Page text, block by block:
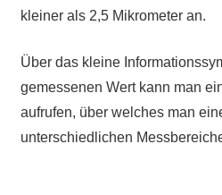
kleiner als 2,5 Mikrometer an.
Über das kleine
gemessenen Wert kann man
aufrufen, über welches man
unterschiedlichen